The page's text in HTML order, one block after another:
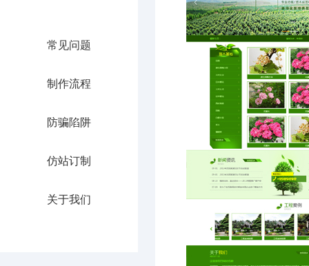
常见问题
制作流程
防骗陷阱
仿站订制
关于我们